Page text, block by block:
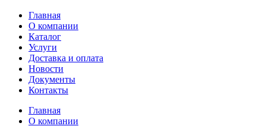
Главная
О компании
Каталог
Услуги
Доставка и оплата
Новости
Документы
Контакты
Главная
О компании